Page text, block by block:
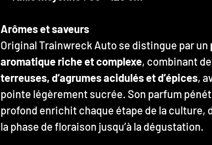
Arômes et saveurs
Original Trainwreck Auto se distingue par un
aromatique riche et complexe, combinant
terreuses, d’agrumes acidulés et d’épices,
pointe légèrement sucrée. Son parfum
profond enrichit chaque étape de la culture,
la phase de floraison jusqu’à la dégustation.